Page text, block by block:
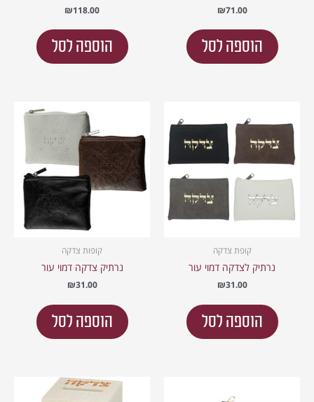
₪71.00
הוספה לסל
₪118.00
הוספה לסל
קופת צדקה
נרתיק לצדקה דמוי עור
₪31.00
הוספה לסל
קופות צדקה
נרתיק צדקה דמוי עור
₪31.00
הוספה לסל